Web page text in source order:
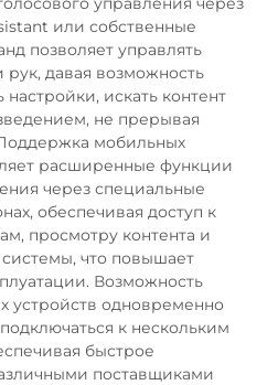
или собственные
позволяет управлять
давая возможность
искать контент
не прерывая
мобильных
расширенные функции
через специальные
обеспечивая доступ к
просмотру контента и
что повышает
Возможность
устройств одновременно
к нескольким
быстрое
поставщиками